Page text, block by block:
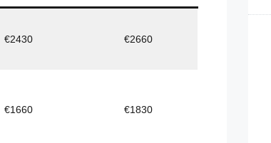
€2430 €2660
€1660 €1830